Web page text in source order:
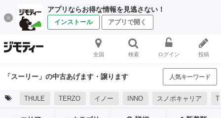
アプリならお得な情報を見逃さない！
インストール アプリで開く
全国 検索 ログイン 投稿
「スーリー」の中古あげます・譲ります 人気キーワード
THULE TERZO イノー INNO スノボキャリア